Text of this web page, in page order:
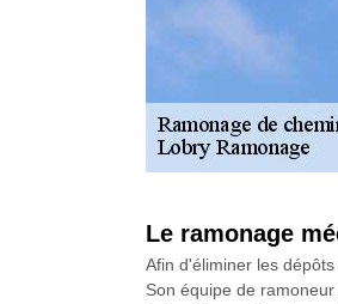
Le ramonage
Afin d'éliminer les
Son équipe de